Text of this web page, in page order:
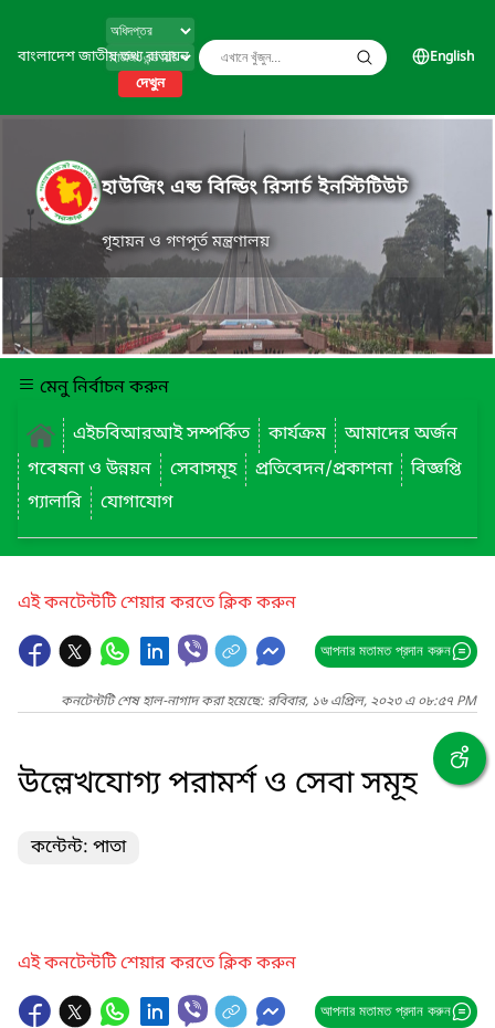
বাংলাদেশ জাতীয় তথ্য বাতায়ন
দেখুন
English
হাউজিং এন্ড বিল্ডিং রিসার্চ ইনস্টিটিউট
গৃহায়ন ও গণপূর্ত মন্ত্রণালয়
মেনু নির্বাচন করুন
এইচবিআরআই সম্পর্কিত
কার্যক্রম
আমাদের অর্জন
গবেষনা ও উন্নয়ন
সেবাসমূহ প্রতিবেদন/প্রকাশনা
বিজ্ঞপ্তি
গ্যালারি
যোগাযোগ
এই কনটেন্টটি শেয়ার করতে ক্লিক করুন
আপনার মতামত প্রদান করুন
কনটেন্টটি শেষ হাল-নাগাদ করা হয়েছে: রবিবার, ১৬ এপ্রিল, ২০২৩ এ ০৮:৫৭ PM
উল্লেখযোগ্য পরামর্শ ও সেবা সমূহ
কন্টেন্ট: পাতা
এই কনটেন্টটি শেয়ার করতে ক্লিক করুন
আপনার মতামত প্রদান করুন